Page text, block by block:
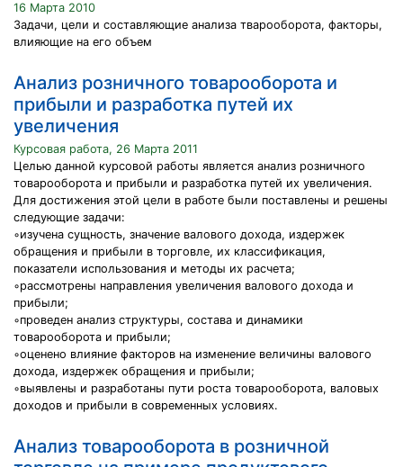
16 Марта 2010
Задачи, цели и составляющие анализа тварооборота, факторы,
влияющие на его объем
Анализ розничного товарооборота и
прибыли и разработка путей их
увеличения
Курсовая работа, 26 Марта 2011
Целью данной курсовой работы является анализ розничного
товарооборота и прибыли и разработка путей их увеличения.
Для достижения этой цели в работе были поставлены и решены
следующие задачи:
◦изучена сущность, значение валового дохода, издержек
обращения и прибыли в торговле, их классификация,
показатели использования и методы их расчета;
◦рассмотрены направления увеличения валового дохода и
прибыли;
◦проведен анализ структуры, состава и динамики
товарооборота и прибыли;
◦оценено влияние факторов на изменение величины валового
дохода, издержек обращения и прибыли;
◦выявлены и разработаны пути роста товарооборота, валовых
доходов и прибыли в современных условиях.
Анализ товарооборота в розничной